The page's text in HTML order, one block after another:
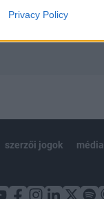
Privacy Policy
szerzői jogok